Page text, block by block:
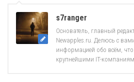
s7ranger
Основатель, главный
Newapples.ru. Делюсь с
информацией обо всём,
крупнейшими IT-